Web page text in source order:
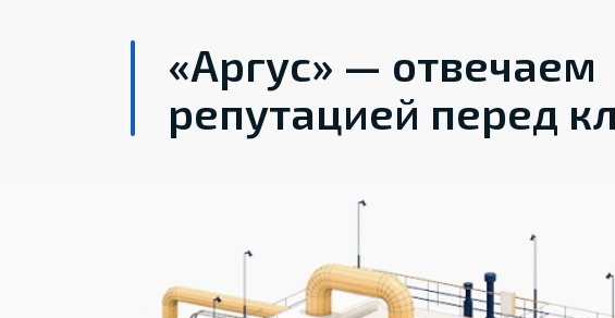
«Аргус» — отвечаем
репутацией перед